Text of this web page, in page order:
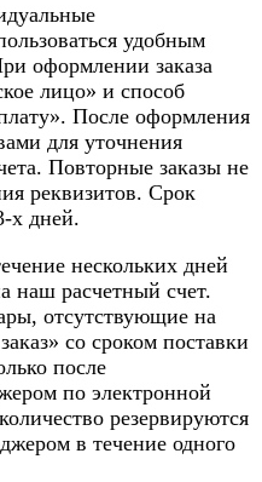
удобным
оформлении заказа
лицо» и способ
После оформления
для уточнения
Повторные заказы не
реквизитов. Срок
х дней.
нескольких дней
наш расчетный счет.
отсутствующие на
со сроком поставки
после
по электронной
резервируются
в течение одного